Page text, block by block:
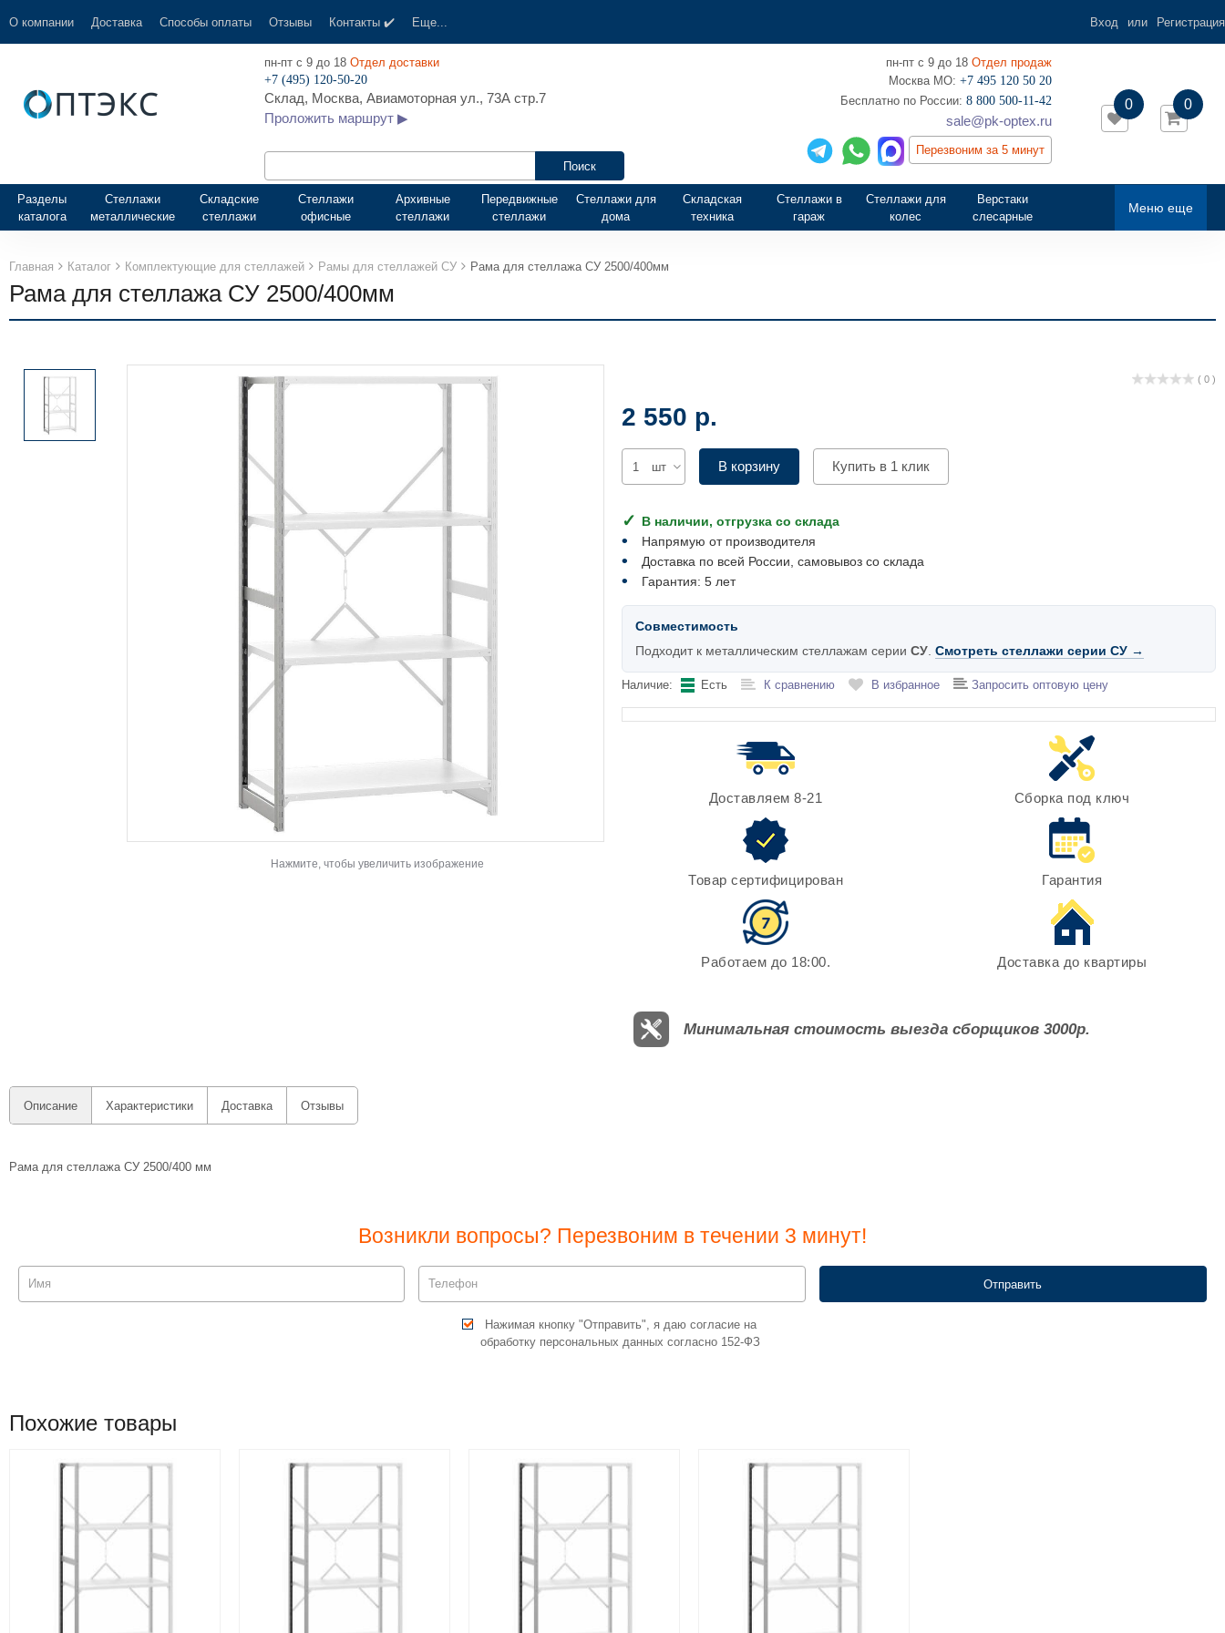
О компании Доставка Способы оплаты Отзывы Контакты ✔️ Еще... Вход или Регистрация
пн-пт с 9 до 18 Отдел доставки
+7 (495) 120-50-20
Склад, Москва, Авиамоторная ул., 73А стр.7
Проложить маршрут ▶
пн-пт с 9 до 18 Отдел продаж
Москва МО: +7 495 120 50 20
‎Бесплатно по России: 8 800 500-11-42
sale@pk-optex.ru
Перезвоним за 5 минут
0
0
Меню еще
Разделы
каталога
Стеллажи
металлические
Складские
стеллажи
Стеллажи
офисные
Архивные
стеллажи
Передвижные
стеллажи
Стеллажи для
дома
Складская
техника
Стеллажи в
гараж
Стеллажи для
колес
Верстаки
слесарные
Главная Каталог Комплектующие для стеллажей Рамы для стеллажей СУ Рама для стеллажа СУ 2500/400мм
Рама для стеллажа СУ 2500/400мм
Нажмите, чтобы увеличить изображение
( 0 )
2 550 р.
шт В корзину Купить в 1 клик
В наличии, отгрузка со склада
Напрямую от производителя
Доставка по всей России, самовывоз со склада
Гарантия: 5 лет
Совместимость
Подходит к металлическим стеллажам серии СУ Смотреть стеллажи серии СУ →
Наличие: Есть К сравнению В избранное Запросить оптовую цену
Доставляем 8-21 Сборка под ключ
Товар сертифицирован Гарантия
Работаем до 18:00. Доставка до квартиры
Минимальная стоимость выезда сборщиков 3000р.
Описание Характеристики Доставка Отзывы
Рама для стеллажа СУ 2500/400 мм
Возникли вопросы? Перезвоним в течении 3 минут!
Нажимая кнопку "Отправить", я даю согласие на
обработку персональных данных согласно 152-ФЗ
Похожие товары